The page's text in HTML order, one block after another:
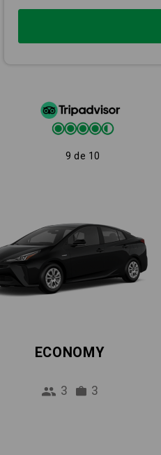
9 de 10
ECONOMY
3 3